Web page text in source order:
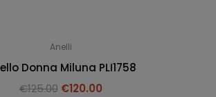
Anelli
Donna Miluna PLI1758
€125.00 €120.00